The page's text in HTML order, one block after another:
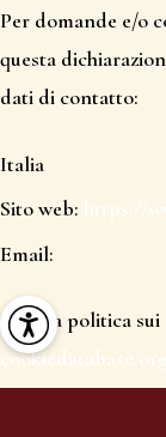
Per domande e/o
questa
dati di contatto:
Italia
Sito web: https://
Email:
Questa politica sui
cookiedatabase.org